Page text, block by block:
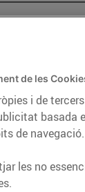
I
de les
i de tercers
basada
de navegació.
les no